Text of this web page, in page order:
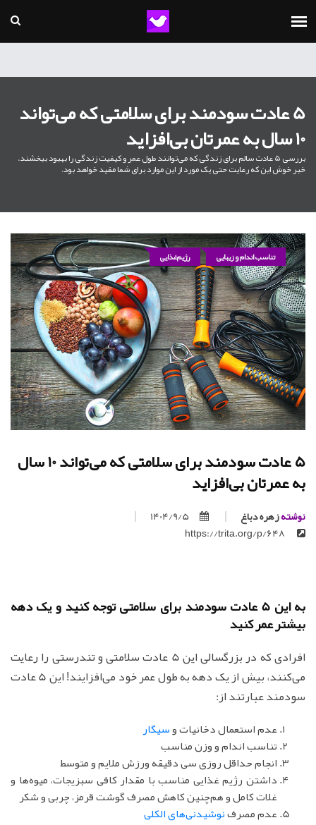
5 عادت سودمند برای سلامتی که می‌تواند
10 سال به عمرتان بی‌افزاید
بررسی 5 عادت سالم برای زندگی که می‌توانند طول عمر و کیفیت زندگی را بهبود ببخشند.
خبر خوش این که رعایت حتی یک مورد از این موارد برای شما مفید خواهد بود.
تناسب اندام و زیبایی رژیم‌غذایی
5 عادت سودمند برای سلامتی که می‌تواند 10 سال
به عمرتان بی‌افزاید
نوشتهزهره دباغ
1404/9/5
به این 5 عادت سودمند برای سلامتی توجه کنید و یک دهه
بیشتر عمر کنید
افرادی که در بزرگسالی این 5 عادت سلامتی و تندرستی را رعایت
می‌کنند، بیش از یک دهه به طول عمر خود می‌افزایند! این 5 عادت
سودمند عبارتند از:
عدم استعمال دخانیات وسیگار
تناسب اندام و وزن مناسب
انجام حداقل روزی سی دقیقه ورزش ملایم و متوسط
داشتن رژیم غذایی مناسب با مقدار کافی سبزیجات، میوه‌ها و
غلات کامل و هم‌چنین کاهش مصرف گوشت قرمز، چربی و شکر
عدم مصرفنوشیدنی‌های الکلی